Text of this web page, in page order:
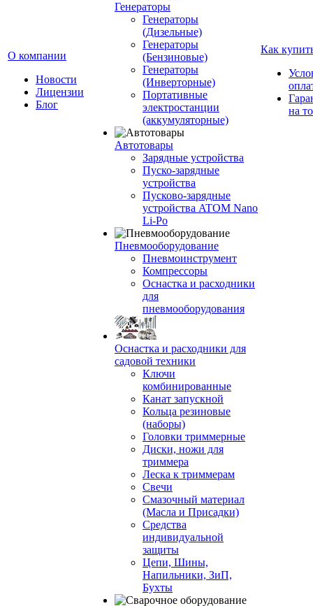
О компании
Новости
Лицензии
Блог
Генераторы
Генераторы
(Дизельные)
Генераторы
(Бензиновые)
Генераторы
(Инверторные)
Портативные
электростанции
(аккумуляторные)
Автотовары
Зарядные устройства
Пуско-зарядные
устройства
Пусково-зарядные
устройства ATOM Nano
Li-Po
Пневмооборудование
Пневмоинструмент
Компрессоры
Оснастка и расходники
для
пневмооборудования
Оснастка и расходники для
садовой техники
Ключи
комбинированные
Канат запускной
Кольца резиновые
(наборы)
Головки триммерные
Диски, ножи для
триммера
Леска к триммерам
Свечи
Смазочный материал
(Масла и Присадки)
Средства
индивидуальной
защиты
Цепи, Шины,
Напильники, ЗиП,
Бухты
Как
на